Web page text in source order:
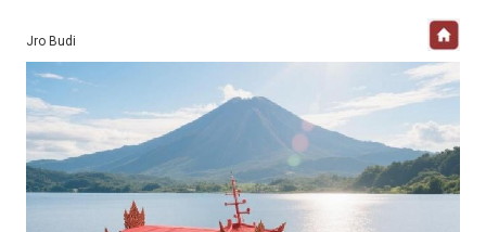
Jro Budi